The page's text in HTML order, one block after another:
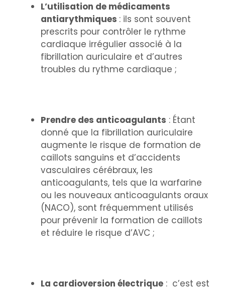
L’utilisation de médicaments
antiarythmiques : ils sont souvent
prescrits pour contrôler le rythme
cardiaque irrégulier associé à la
fibrillation auriculaire et d’autres
troubles du rythme cardiaque ;
Prendre des anticoagulants : Étant
donné que la fibrillation auriculaire
augmente le risque de formation de
caillots sanguins et d’accidents
vasculaires cérébraux, les
anticoagulants, tels que la warfarine
ou les nouveaux anticoagulants oraux
(NACO), sont fréquemment utilisés
pour prévenir la formation de caillots
et réduire le risque d’AVC ;
La cardioversion électrique : c’est est